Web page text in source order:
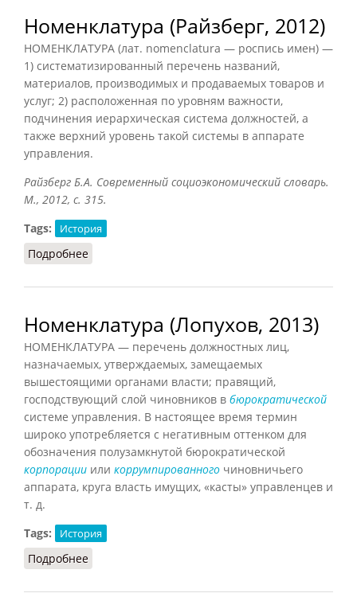
Номенклатура (Райзберг, 2012)
НОМЕНКЛАТУРА (лат. nomenclatura — роспись имен) —
1) систематизированный перечень названий,
материалов, производимых и продаваемых товаров и
услуг; 2) расположенная по уровням важности,
подчинения иерархическая система должностей, а
также верхний уровень такой системы в аппарате
управления.
Райзберг Б.А. Современный социоэкономический словарь.
М., 2012, с. 315.
Tags:
История
Подробнее
Номенклатура (Лопухов, 2013)
НОМЕНКЛАТУРА — перечень должностных лиц,
назначаемых, утверждаемых, замещаемых
вышестоящими органами власти; правящий,
господствующий слой чиновников в бюрократической
системе управления. В настоящее время термин
широко употребляется с негативным оттенком для
обозначения полузамкнутой бюрократической
корпорации или коррумпированного чиновничьего
аппарата, круга власть имущих, «касты» управленцев и
т. д.
Tags:
История
Подробнее